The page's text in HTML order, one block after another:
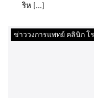
ริห […]
ข่าววงการแพทย์ คลินิก โ